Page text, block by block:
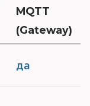
MQTT
(Gateway)
да